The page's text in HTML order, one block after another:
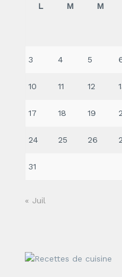
L M M
3 4 5
10 11 12
17 18 19
24 25 26
31
« Juil